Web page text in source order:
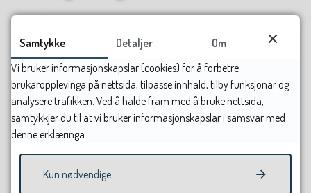
Kontakt oss
For tilsette og politikarar
Samtykke Detaljer
Om
Vi bruker informasjonskapslar (cookies) for å forbetre
brukaropplevinga på nettsida, tilpasse innhald, tilby funksjonar og
analysere trafikken. Ved å halde fram med å bruke nettsida,
samtykkjer du til at vi bruker informasjonskapslar i samsvar med
denne erklæringa.
Kun nødvendige